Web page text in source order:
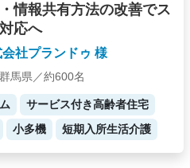
情報共有方法の改善でス
応へ
社プランドゥ 様
群馬県／約600名
サービス付き高齢者住宅
小多機 短期入所生活介護